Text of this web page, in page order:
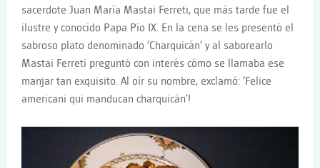
sacerdote Juan María Mastai Ferreti, que más tarde fue el
ilustre y conocido Papa Pío IX. En la cena se les presentó el
sabroso plato denominado ‘Charquicán’ y al saborearlo
Mastai Ferreti preguntó con interés cómo se llamaba ese
manjar tan exquisito. Al oír su nombre, exclamó: ‘Felice
americani qui manducan charquicán’!